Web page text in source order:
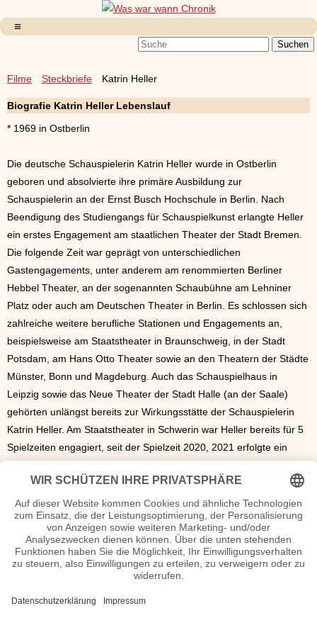
Filme Steckbriefe Katrin Heller
Biografie Katrin Heller Lebenslauf
* 1969 in Ostberlin
Die deutsche Schauspielerin Katrin Heller wurde in Ostberlin
geboren und absolvierte ihre primäre Ausbildung zur
Schauspielerin an der Ernst Busch Hochschule in Berlin. Nach
Beendigung des Studiengangs für Schauspielkunst erlangte Heller
ein erstes Engagement am staatlichen Theater der Stadt Bremen.
Die folgende Zeit war geprägt von unterschiedlichen
Gastengagements, unter anderem am renommierten Berliner
Hebbel Theater, an der sogenannten Schaubühne am Lehniner
Platz oder auch am Deutschen Theater in Berlin. Es schlossen sich
zahlreiche weitere berufliche Stationen und Engagements an,
beispielsweise am Staatstheater in Braunschweig, in der Stadt
Potsdam, am Hans Otto Theater sowie an den Theatern der Städte
Münster, Bonn und Magdeburg. Auch das Schauspielhaus in
Leipzig sowie das Neue Theater der Stadt Halle (an der Saale)
gehörten unlängst bereits zur Wirkungsstätte der Schauspielerin
Katrin Heller. Am Staatstheater in Schwerin war Heller bereits für 5
Spielzeiten engagiert, seit der Spielzeit 2020, 2021 erfolgte ein
mit unterschiedlichen Rollen unter anderem vertreten in "Der
Untergang der Titanic", "Jugend ohne Gott", "Medizin nach Noten"
oder "So klang die DEFA". Heller spricht fließend Deutsch, Englisch
und Russisch, ist verheiratet und hat Kinder.
Katrin Heller Seiten, Kurzbio, Familie, verheiratet, Herkunft etc.
n.n.v. - Die offizielle Katrin Heller Homepage / Facebook / X /